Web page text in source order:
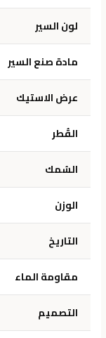
لون السير
مادة صنع السير
عرض الاستيك
القُطر
السُمك
الوزن
التاريخ
مقاومة الماء
التصميم